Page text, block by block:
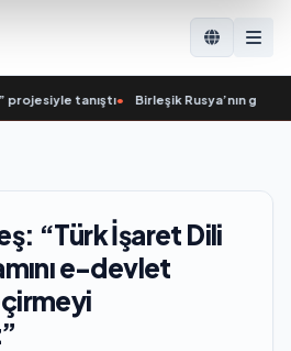
tanıştı• Birleşik Rusya’nın
“Türk İşaret Dili
e-devlet